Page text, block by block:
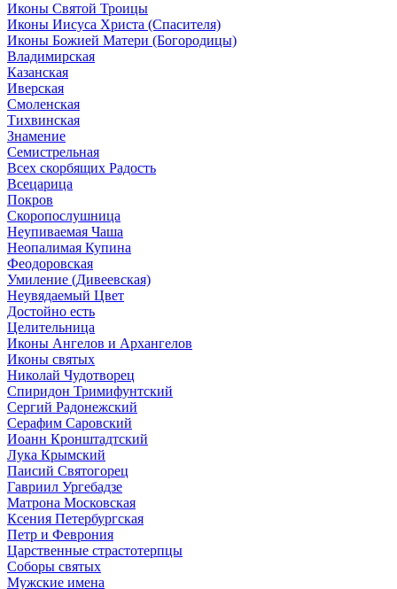
Иконы Святой Троицы
Иконы Иисуса Христа (Спасителя)
Иконы Божией Матери (Богородицы)
Владимирская
Казанская
Иверская
Смоленская
Тихвинская
Знамение
Семистрельная
Всех скорбящих Радость
Всецарица
Покров
Скоропослушница
Неупиваемая Чаша
Неопалимая Купина
Феодоровская
Умиление (Дивеевская)
Неувядаемый Цвет
Достойно есть
Целительница
Иконы Ангелов и Архангелов
Иконы святых
Николай Чудотворец
Спиридон Тримифунтский
Сергий Радонежский
Серафим Саровский
Иоанн Кронштадтский
Лука Крымский
Паисий Святогорец
Гавриил Ургебадзе
Матрона Московская
Ксения Петербургская
Петр и Феврония
Царственные страстотерпцы
Соборы святых
Мужские имена